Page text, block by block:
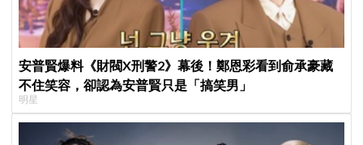
安普賢爆料《財閥X刑警2》幕後！鄭恩彩看到俞承豪藏
不住笑容，卻認為安普賢只是「搞笑男」
明星